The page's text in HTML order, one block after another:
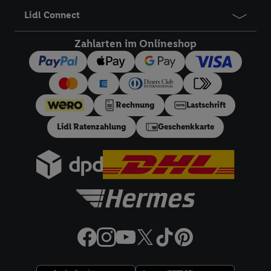
Lidl Connect
Zahlarten im Onlineshop
Rechnung Lastschrift
Lidl Ratenzahlung Geschenkkarte
Angeboten sowie zur technischen Sicherung und Optimierung
Sofern Sie hier Ihre Zustimmung dazu erteilen und danach ein
Lidl Plus-Konto erstellen bzw. sich in Ihr bestehendes Lidl
Plus-Konto einloggen, kann darüber hinaus auch Ihre dort
angegebene E-Mail-Adresse von uns in gemeinsamer
Verantwortlichkeit mit einem der oben genannten Partner
verwendet werden, um daraus eine spezielle Online-Kennung
zu erstellen (die sogenannte EUID), die wir sodann ähnlich wie
die sogleich beschriebene Utiq-Kennung verwenden können,
um Sie in von Dritten betriebenen Diensten zu erkennen und
Ihnen personalisierte Werbung auszuspielen. Hierzu wird von
in einen Hashwert umgewandelte E-Mail-Adresse in
Zudem erlauben Sie uns, der Utiq SA/NV („Utiq“) und
Telekommunikationsnetzbetreiber, die Utiq-Technologie